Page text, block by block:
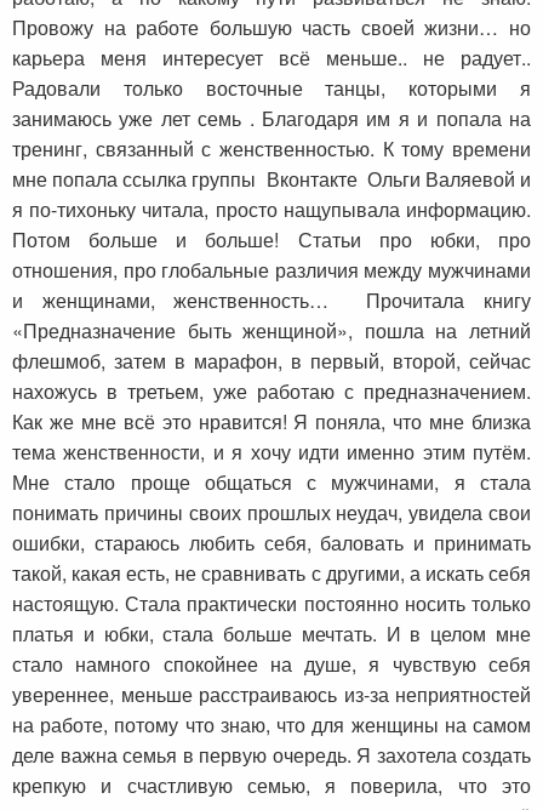
Провожу на работе большую часть своей жизни… но
карьера меня интересует всё меньше.. не радует..
Радовали только восточные танцы, которыми я
занимаюсь уже лет семь . Благодаря им я и попала на
тренинг, связанный с женственностью. К тому времени
мне попала ссылка группы Вконтакте Ольги Валяевой и
я по-тихоньку читала, просто нащупывала информацию.
Потом больше и больше! Статьи про юбки, про
отношения, про глобальные различия между мужчинами
и женщинами, женственность… Прочитала книгу
«Предназначение быть женщиной», пошла на летний
флешмоб, затем в марафон, в первый, второй, сейчас
нахожусь в третьем, уже работаю с предназначением.
Как же мне всё это нравится! Я поняла, что мне близка
тема женственности, и я хочу идти именно этим путём.
Мне стало проще общаться с мужчинами, я стала
понимать причины своих прошлых неудач, увидела свои
ошибки, стараюсь любить себя, баловать и принимать
такой, какая есть, не сравнивать с другими, а искать себя
настоящую. Стала практически постоянно носить только
платья и юбки, стала больше мечтать. И в целом мне
стало намного спокойнее на душе, я чувствую себя
увереннее, меньше расстраиваюсь из-за неприятностей
на работе, потому что знаю, что для женщины на самом
деле важна семья в первую очередь. Я захотела создать
крепкую и счастливую семью, я поверила, что это